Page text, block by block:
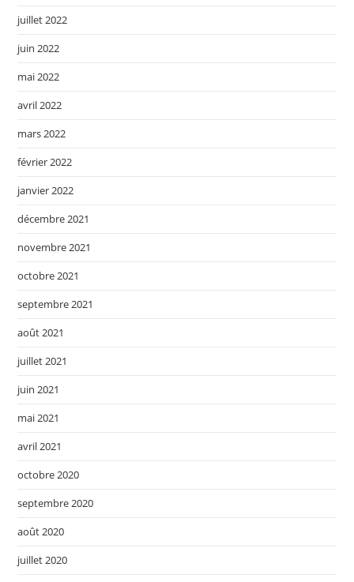
juillet 2022
juin 2022
mai 2022
avril 2022
mars 2022
février 2022
janvier 2022
décembre 2021
novembre 2021
octobre 2021
septembre 2021
août 2021
juillet 2021
juin 2021
mai 2021
avril 2021
octobre 2020
septembre 2020
août 2020
juillet 2020